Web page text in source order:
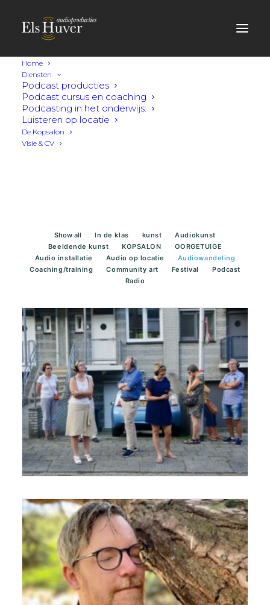
Home
Diensten
Podcast producties
Podcast cursus en coaching
Podcasting in het onderwijs:
Luisteren op locatie
De Kopsalon
Visie & CV
Producties
Wil je op de hoogte blijven van nieuwe
projecten?
Show all In de klas kunst
Audiokunst
Beeldende kunst
KOPSALON
OORGETUIGE
Audio installatie
Audio op locatie
Audiowandeling
Coaching/training
Community art Festival
Podcast
Radio
Verhalen luisteren op locatie: van
audiowandeling tot luisterzuil.
Van 24 augustus t/m 23 oktober 2022 in
Odapark, centrum voor hedendaagse kunst,
in Venray.